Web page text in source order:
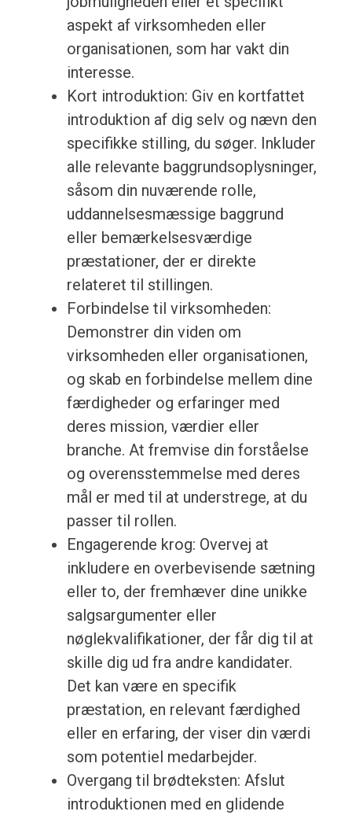
aspekt af virksomheden eller
organisationen, som har vakt din
interesse.
Kort introduktion: Giv en kortfattet
introduktion af dig selv og nævn den
specifikke stilling, du søger. Inkluder
alle relevante baggrundsoplysninger,
såsom din nuværende rolle,
uddannelsesmæssige baggrund
eller bemærkelsesværdige
præstationer, der er direkte
relateret til stillingen.
Forbindelse til virksomheden:
Demonstrer din viden om
virksomheden eller organisationen,
og skab en forbindelse mellem dine
færdigheder og erfaringer med
deres mission, værdier eller
branche. At fremvise din forståelse
og overensstemmelse med deres
mål er med til at understrege, at du
passer til rollen.
Engagerende krog: Overvej at
inkludere en overbevisende sætning
eller to, der fremhæver dine unikke
salgsargumenter eller
nøglekvalifikationer, der får dig til at
skille dig ud fra andre kandidater.
Det kan være en specifik
præstation, en relevant færdighed
eller en erfaring, der viser din værdi
som potentiel medarbejder.
Overgang til brødteksten: Afslut
introduktionen med en glidende